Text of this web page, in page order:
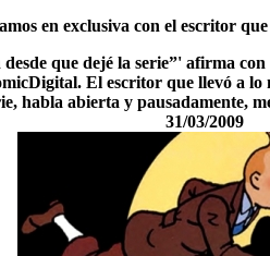
en exclusiva con el escritor
que dejé la serie”' afirma
El escritor que llevó a
habla abierta y pausadamente,
31/03/2009